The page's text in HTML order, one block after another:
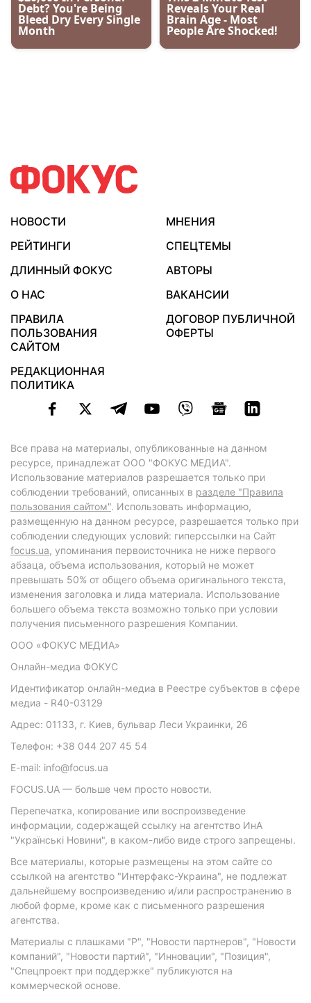
НОВОСТИ
МНЕНИЯ
РЕЙТИНГИ
СПЕЦТЕМЫ
ДЛИННЫЙ ФОКУС
АВТОРЫ
О НАС
ВАКАНСИИ
ПРАВИЛА
ПОЛЬЗОВАНИЯ
САЙТОМ
ДОГОВОР ПУБЛИЧНОЙ
ОФЕРТЫ
РЕДАКЦИОННАЯ
ПОЛИТИКА
Все права на материалы, опубликованные на данном
ресурсе, принадлежат ООО "ФОКУС МЕДИА".
Использование материалов разрешается только при
соблюдении требований, описанных в разделе "Правила
пользования сайтом". Использовать информацию,
размещенную на данном ресурсе, разрешается только при
соблюдении следующих условий: гиперссылки на Сайт
focus.ua, упоминания первоисточника не ниже первого
абзаца, объема использования, который не может
превышать 50% от общего объема оригинального текста,
изменения заголовка и лида материала. Использование
большего объема текста возможно только при условии
получения письменного разрешения Компании.
ООО «ФОКУС МЕДИА»
Онлайн-медиа ФОКУС
Идентификатор онлайн-медиа в Реестре субъектов в сфере
медиа - R40-03129
Адрес: 01133, г. Киев, бульвар Леси Украинки, 26
Телефон: +38 044 207 45 54
E-mail: info@focus.ua
FOCUS.UA — больше чем просто новости.
Перепечатка, копирование или воспроизведение
информации, содержащей ссылку на агентство ИнА
"Українські Новини", в каком-либо виде строго запрещены.
Все материалы, которые размещены на этом сайте со
ссылкой на агентство "Интерфакс-Украина", не подлежат
дальнейшему воспроизведению и/или распространению в
любой форме, кроме как с письменного разрешения
агентства.
Материалы с плашками "Р", "Новости партнеров", "Новости
компаний", "Новости партий", "Инновации", "Позиция",
"Спецпроект при поддержке" публикуются на
коммерческой основе.